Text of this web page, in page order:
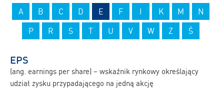
A B C D E F I K M
N
P
R S T U V W Z Ś
EPS
(ang. earnings per share) – wskaźnik rynkowy określający
udział zysku przypadającego na jedną akcję